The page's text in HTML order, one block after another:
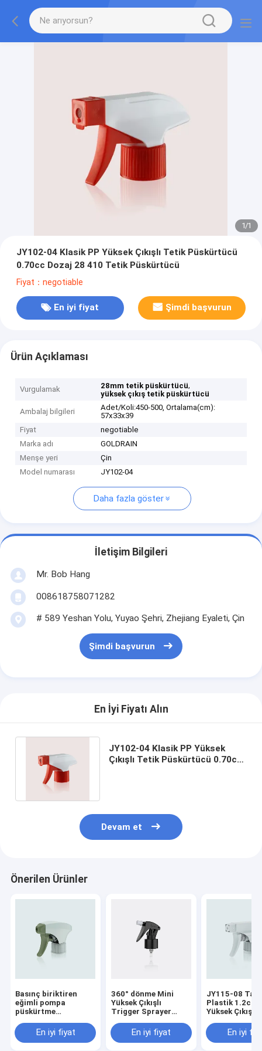
1/1
JY102-04 Klasik PP Yüksek Çıkışlı Tetik Püskürtücü
0.70cc Dozaj 28 410 Tetik Püskürtücü
Fiyat：negotiable
En iyi fiyat Şimdi başvurun
Ürün Açıklaması
Vurgulamak 28mm tetik püskürtücü,
yüksek çıkış tetik püskürtücü
Ambalaj bilgileri
Adet/Koli:450-500, Ortalama(cm):
57x33x39
Fiyat
negotiable
Marka adı
GOLDRAIN
Menşe yeri
Çin
Model numarası
JY102-04
Daha fazla göster
İletişim Bilgileri
Mr. Bob Hang
008618758071282
# 589 Yeshan Yolu, Yuyao Şehri, Zhejiang Eyaleti, Çin
Şimdi başvurun
En İyi Fiyatı Alın
JY102-04 Klasik PP Yüksek
Çıkışlı Tetik Püskürtücü 0.70cc
Devam et
Önerilen Ürünler
Basınç biriktiren
eğimli pompa
püskürtme
patlayıcı kuvvet
JY118
En iyi fiyat
360° dönme Mini
Yüksek Çıkışlı
Trigger Sprayer
En iyi fiyat
JY115-08
Plastik 1.2cc
Yüksek Çıkışlı
Kimyasalları
Çevre
En iyi